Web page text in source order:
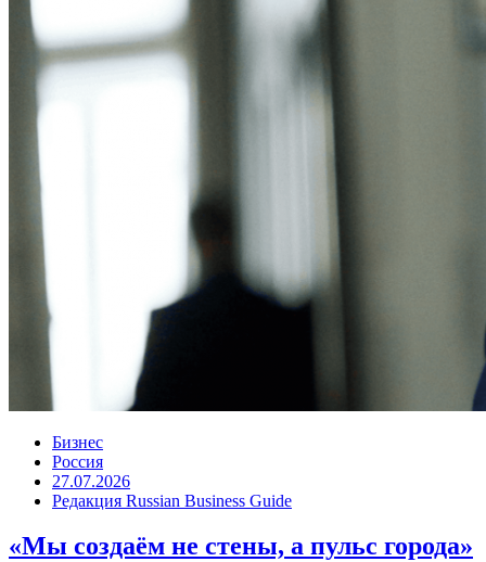
Бизнес
Россия
27.07.2026
Редакция Russian Business Guide
«Мы создаём не стены, а пульс города»